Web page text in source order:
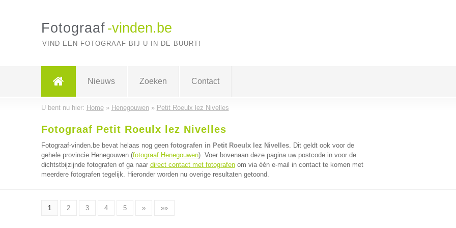
Fotograaf -vinden.be
VIND EEN FOTOGRAAF BIJ U IN DE BUURT!
Nieuws Zoeken Contact
U bent nu hier: Home» Henegouwen» Petit Roeulx lez Nivelles
Fotograaf Petit Roeulx lez Nivelles
Fotograaf-vinden.be bevat helaas nog geen fotografen in Petit Roeulx lez Nivelles. Dit geldt ook voor de
gehele provincie Henegouwen (fotograaf Henegouwen). Voer bovenaan deze pagina uw postcode in voor de
dichtstbijzijnde fotografen of ga naar direct contact met fotografenom via één e-mail in contact te komen met
meerdere fotografen tegelijk. Hieronder worden nu overige resultaten getoond.
1 2 3 4 5 » »»